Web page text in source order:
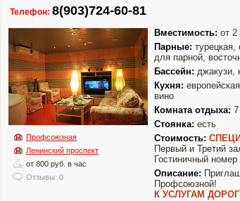
Телефон: 8(903)724-60-81
Профсоюзная
Ленинский проспект
от 800 руб. в час
Отзывы: 0
Вместимость: от 2
Парные:
для парной,
Бассейн: джакузи,
Кухня:
вино
Комната отдыха: 7
Стоянка: есть
Стоимость:
Первый и Третий
Гостиничный
Описание:
Профсоюзной!
К УСЛУГАМ